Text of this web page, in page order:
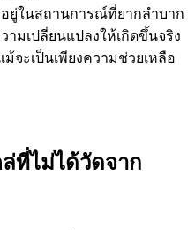
ยู่ในสถานการณ์ที่ยากลำบาก
ามเปลี่ยนแปลงให้เกิดขึ้นจริง
จะเป็นเพียงความช่วยเหลือ
ที่ไม่ได้วัดจาก